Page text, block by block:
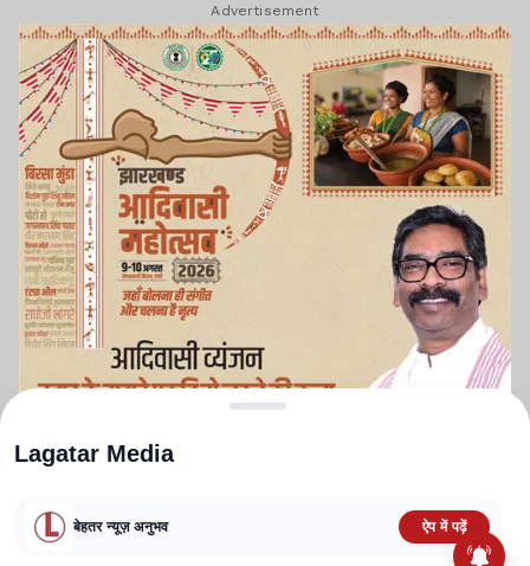
Advertisement
Lagatar Media
बेहतर न्यूज़ अनुभव ऐप में पढ़ें